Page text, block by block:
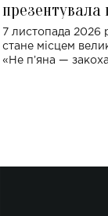
великого
спорту
7 листопада 2026
стане місцем
«Не пʼяна —